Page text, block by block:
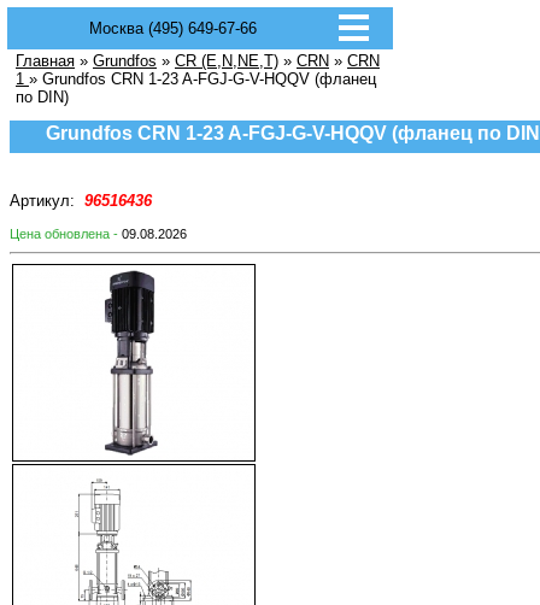
Москва (495) 649-67-66
Главная » Grundfos » CR (E,N,NE,T) » CRN » CRN
1 » Grundfos CRN 1-23 A-FGJ-G-V-HQQV (фланец
по DIN)
Grundfos CRN 1-23 A-FGJ-G-V-HQQV (фланец по
Артикул: 96516436
Цена обновлена - 09.08.2026